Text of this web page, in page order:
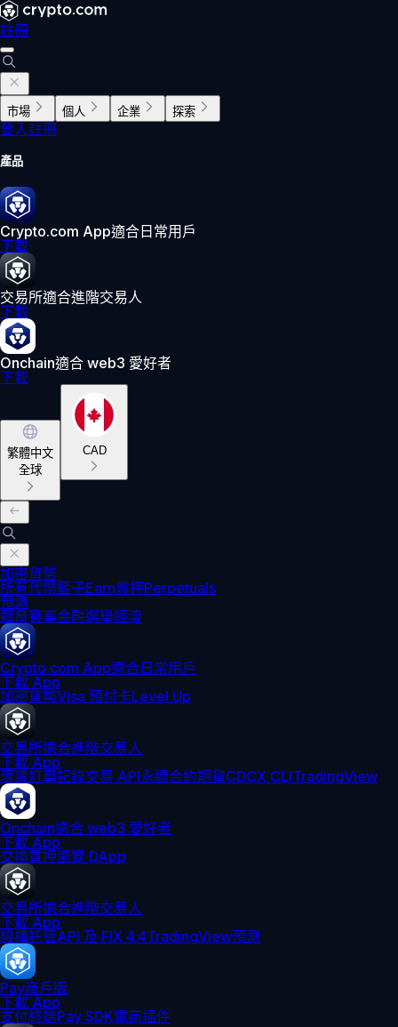
註冊
市場 個人 企業 探索
登入註冊
產品
Crypto.com App適合日常用戶
下載
交易所適合進階交易人
下載
Onchain適合 web3 愛好者
下載
繁體中文
全球
CAD
加密貨幣
所有代幣籃子Earn質押Perpetuals
預測
體育賽事金融選舉經濟
Crypto.com App適合日常用戶
下載 App
加密貨幣Visa 預付卡Level Up
交易所適合進階交易人
下載 App
現貨訂單記錄交易 API永續合約期貨CDCX CLITradingView
Onchain適合 web3 愛好者
下載 App
交換質押瀏覽 DApp
交易所適合進階交易人
下載 App
機構託管API 及 FIX 4.4TradingView預測
Pay商戶版
下載 App
支付終端Pay SDK電商插件